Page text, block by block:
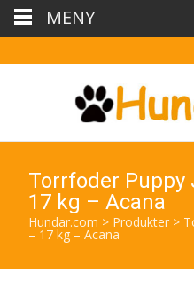
Torrfoder
17 kg – Acana
Hundar.com > Produkter >
– 17 kg – Acana
MENY